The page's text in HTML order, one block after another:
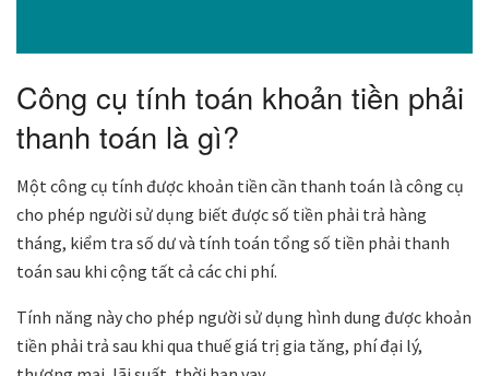
Công cụ tính toán khoản tiền phải
thanh toán là gì?
Một công cụ tính được khoản tiền cần thanh toán là công cụ
cho phép người sử dụng biết được số tiền phải trả hàng
tháng, kiểm tra số dư và tính toán tổng số tiền phải thanh
toán sau khi cộng tất cả các chi phí.
Tính năng này cho phép người sử dụng hình dung được khoản
tiền phải trả sau khi qua thuế giá trị gia tăng, phí đại lý,